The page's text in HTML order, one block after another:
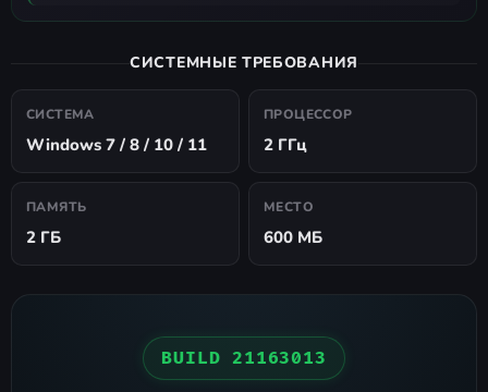
СИСТЕМНЫЕ ТРЕБОВАНИЯ
СИСТЕМА
Windows 7 / 8 / 10 / 11
ПРОЦЕССОР
2 ГГц
ПАМЯТЬ
2 ГБ
МЕСТО
600 МБ
BUILD 21163013